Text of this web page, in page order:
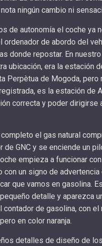
ningún cambio ni
de autonomía el coche ya
ordenador de abordo del
donde repostar. En
ubicación, era la estación
Perpètua de Mogoda,
es la estación de
correcta y poder dirigirse
el gas natural
GNC y se enciende un
empieza a funcionar
con un signo de advertencia
que vamos en gasolina.
detalle y aparezca
contador de gasolina, con
en color naranja.
detalles de diseño de